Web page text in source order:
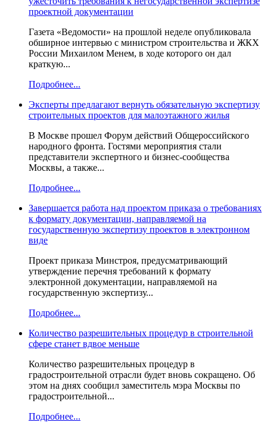
проектной документации
Газета «Ведомости» на прошлой неделе опубликовала
обширное интервью с министром строительства и ЖКХ
России Михаилом Менем, в ходе которого он дал
краткую...
Подробнее...
Эксперты предлагают вернуть обязательную экспертизу
строительных проектов для малоэтажного жилья
В Москве прошел Форум действий Общероссийского
народного фронта. Гостями мероприятия стали
представители экспертного и бизнес-сообщества
Москвы, а также...
Подробнее...
Завершается работа над проектом приказа о требованиях
к формату документации, направляемой на
государственную экспертизу проектов в электронном
виде
Проект приказа Минстроя, предусматривающий
утверждение перечня требований к формату
электронной документации, направляемой на
государственную экспертизу...
Подробнее...
Количество разрешительных процедур в строительной
сфере станет вдвое меньше
Количество разрешительных процедур в
градостроительной отрасли будет вновь сокращено. Об
этом на днях сообщил заместитель мэра Москвы по
градостроительной...
Подробнее...